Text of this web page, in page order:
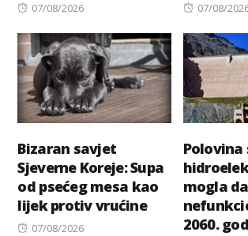
Posted
07/08/2026
Posted
07/08/
Bizaran savjet
Sjeverne Koreje: Supa
od psećeg mesa kao
lijek protiv vrućine
Posted
07/08/2026
mogla
2060.